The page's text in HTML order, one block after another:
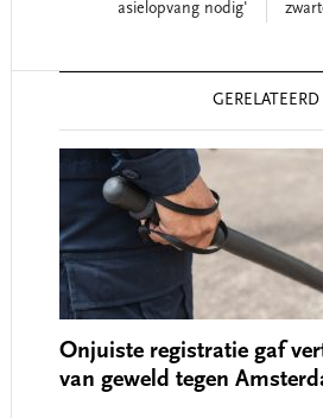
asielopvang nodig'
GERELATEERD
Onjuiste registratie gaf
van geweld tegen